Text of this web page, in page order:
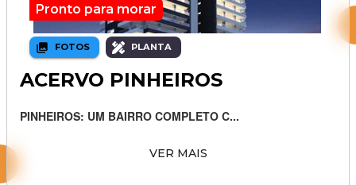
FOTOS PLANTA
Pronto para morar
ACERVO PINHEIROS
PINHEIROS: UM BAIRRO COMPLETO C...
VER MAIS